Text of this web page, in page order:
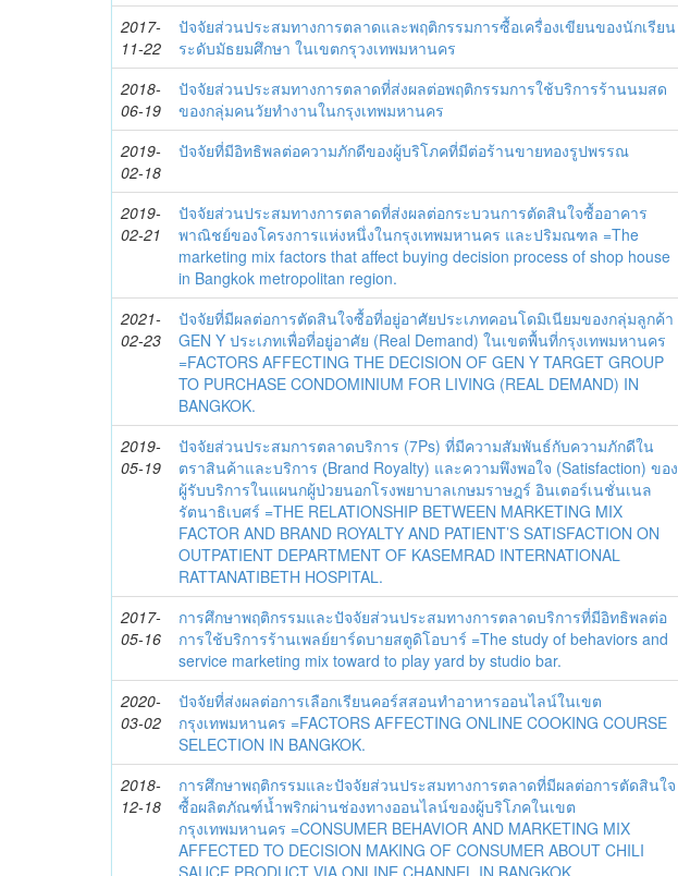
2017-
11-22
ปัจจัยส่วนประสมทางการตลาดและพฤติกรรมการซื้อเครื่องเขียนของนักเรียน
ระดับมัธยมศึกษา ในเขตกรุวงเทพมหานคร
2018-
06-19
ปัจจัยส่วนประสมทางการตลาดที่ส่งผลต่อพฤติกรรมการใช้บริการร้านนมสด
ของกลุ่มคนวัยทำงานในกรุงเทพมหานคร
2019-
02-18
ปัจจัยที่มีอิทธิพลต่อความภักดีของผู้บริโภคที่มีต่อร้านขายทองรูปพรรณ
2019-
02-21
ปัจจัยส่วนประสมทางการตลาดที่ส่งผลต่อกระบวนการตัดสินใจซื้ออาคาร
พาณิชย์ของโครงการแห่งหนึ่งในกรุงเทพมหานคร และปริมณฑล =The
marketing mix factors that affect buying decision process of shop house
in Bangkok metropolitan region.
2021-
02-23
ปัจจัยที่มีผลต่อการตัดสินใจซื้อที่อยู่อาศัยประเภทคอนโดมิเนียมของกลุ่มลูกค้า
GEN Y ประเภทเพื่อที่อยู่อาศัย (Real Demand) ในเขตพื้นที่กรุงเทพมหานคร
=FACTORS AFFECTING THE DECISION OF GEN Y TARGET GROUP
TO PURCHASE CONDOMINIUM FOR LIVING (REAL DEMAND) IN
BANGKOK.
2019-
05-19
ปัจจัยส่วนประสมการตลาดบริการ (7Ps) ที่มีความสัมพันธ์กับความภักดีใน
ตราสินค้าและบริการ (ฺBrand Royalty) และความพึงพอใจ (Satisfaction) ของ
ผู้รับบริการในแผนกผู้ป่วยนอกโรงพยาบาลเกษมราษฎร์ อินเตอร์เนชั่นเนล
รัตนาธิเบศร์ =THE RELATIONSHIP BETWEEN MARKETING MIX
FACTOR AND BRAND ROYALTY AND PATIENT’S SATISFACTION ON
OUTPATIENT DEPARTMENT OF KASEMRAD INTERNATIONAL
RATTANATIBETH HOSPITAL.
2017-
05-16
การศึกษาพฤติกรรมและปัจจัยส่วนประสมทางการตลาดบริการที่มีอิทธิพลต่อ
การใช้บริการร้านเพลย์ยาร์ดบายสตูดิโอบาร์ =The study of behaviors and
service marketing mix toward to play yard by studio bar.
2020-
03-02
ปัจจัยที่ส่งผลต่อการเลือกเรียนคอร์สสอนทำอาหารออนไลน์ในเขต
กรุงเทพมหานคร =FACTORS AFFECTING ONLINE COOKING COURSE
SELECTION IN BANGKOK.
2018-
12-18
การศึกษาพฤติกรรมและปัจจัยส่วนประสมทางการตลาดที่มีผลต่อการตัดสินใจ
ซื้อผลิตภัณฑ์น้ำพริกผ่านช่องทางออนไลน์ของผู้บริโภคในเขต
กรุงเทพมหานคร =CONSUMER BEHAVIOR AND MARKETING MIX
AFFECTED TO DECISION MAKING OF CONSUMER ABOUT CHILI
SAUCE PRODUCT VIA ONLINE CHANNEL IN BANGKOK.